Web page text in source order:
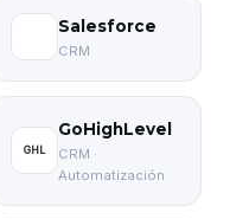
Salesforce
CRM
GHL
GoHighLevel
CRM ·
Automatización